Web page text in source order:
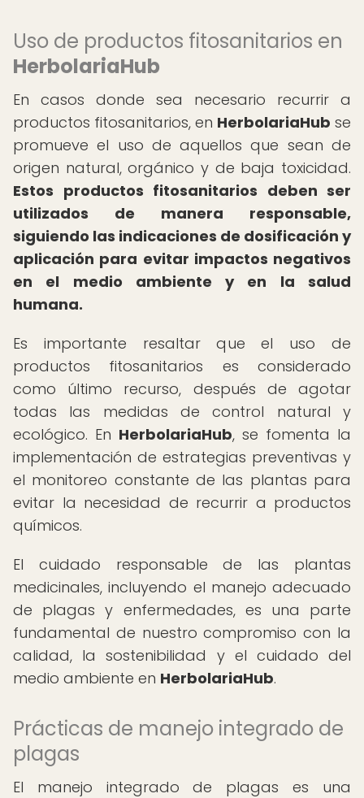
Uso de productos fitosanitarios en
HerbolariaHub
En casos donde sea necesario recurrir a
productos fitosanitarios, en HerbolariaHub se
promueve el uso de aquellos que sean de
origen natural, orgánico y de baja toxicidad.
Estos productos fitosanitarios deben ser
utilizados de manera responsable,
siguiendo las indicaciones de dosificación y
aplicación para evitar impactos negativos
en el medio ambiente y en la salud
humana.
Es importante resaltar que el uso de
productos fitosanitarios es considerado
como último recurso, después de agotar
todas las medidas de control natural y
ecológico. En HerbolariaHub, se fomenta la
implementación de estrategias preventivas y
el monitoreo constante de las plantas para
evitar la necesidad de recurrir a productos
químicos.
El cuidado responsable de las plantas
medicinales, incluyendo el manejo adecuado
de plagas y enfermedades, es una parte
fundamental de nuestro compromiso con la
calidad, la sostenibilidad y el cuidado del
medio ambiente en HerbolariaHub.
Prácticas de manejo integrado de
plagas
El manejo integrado de plagas es una